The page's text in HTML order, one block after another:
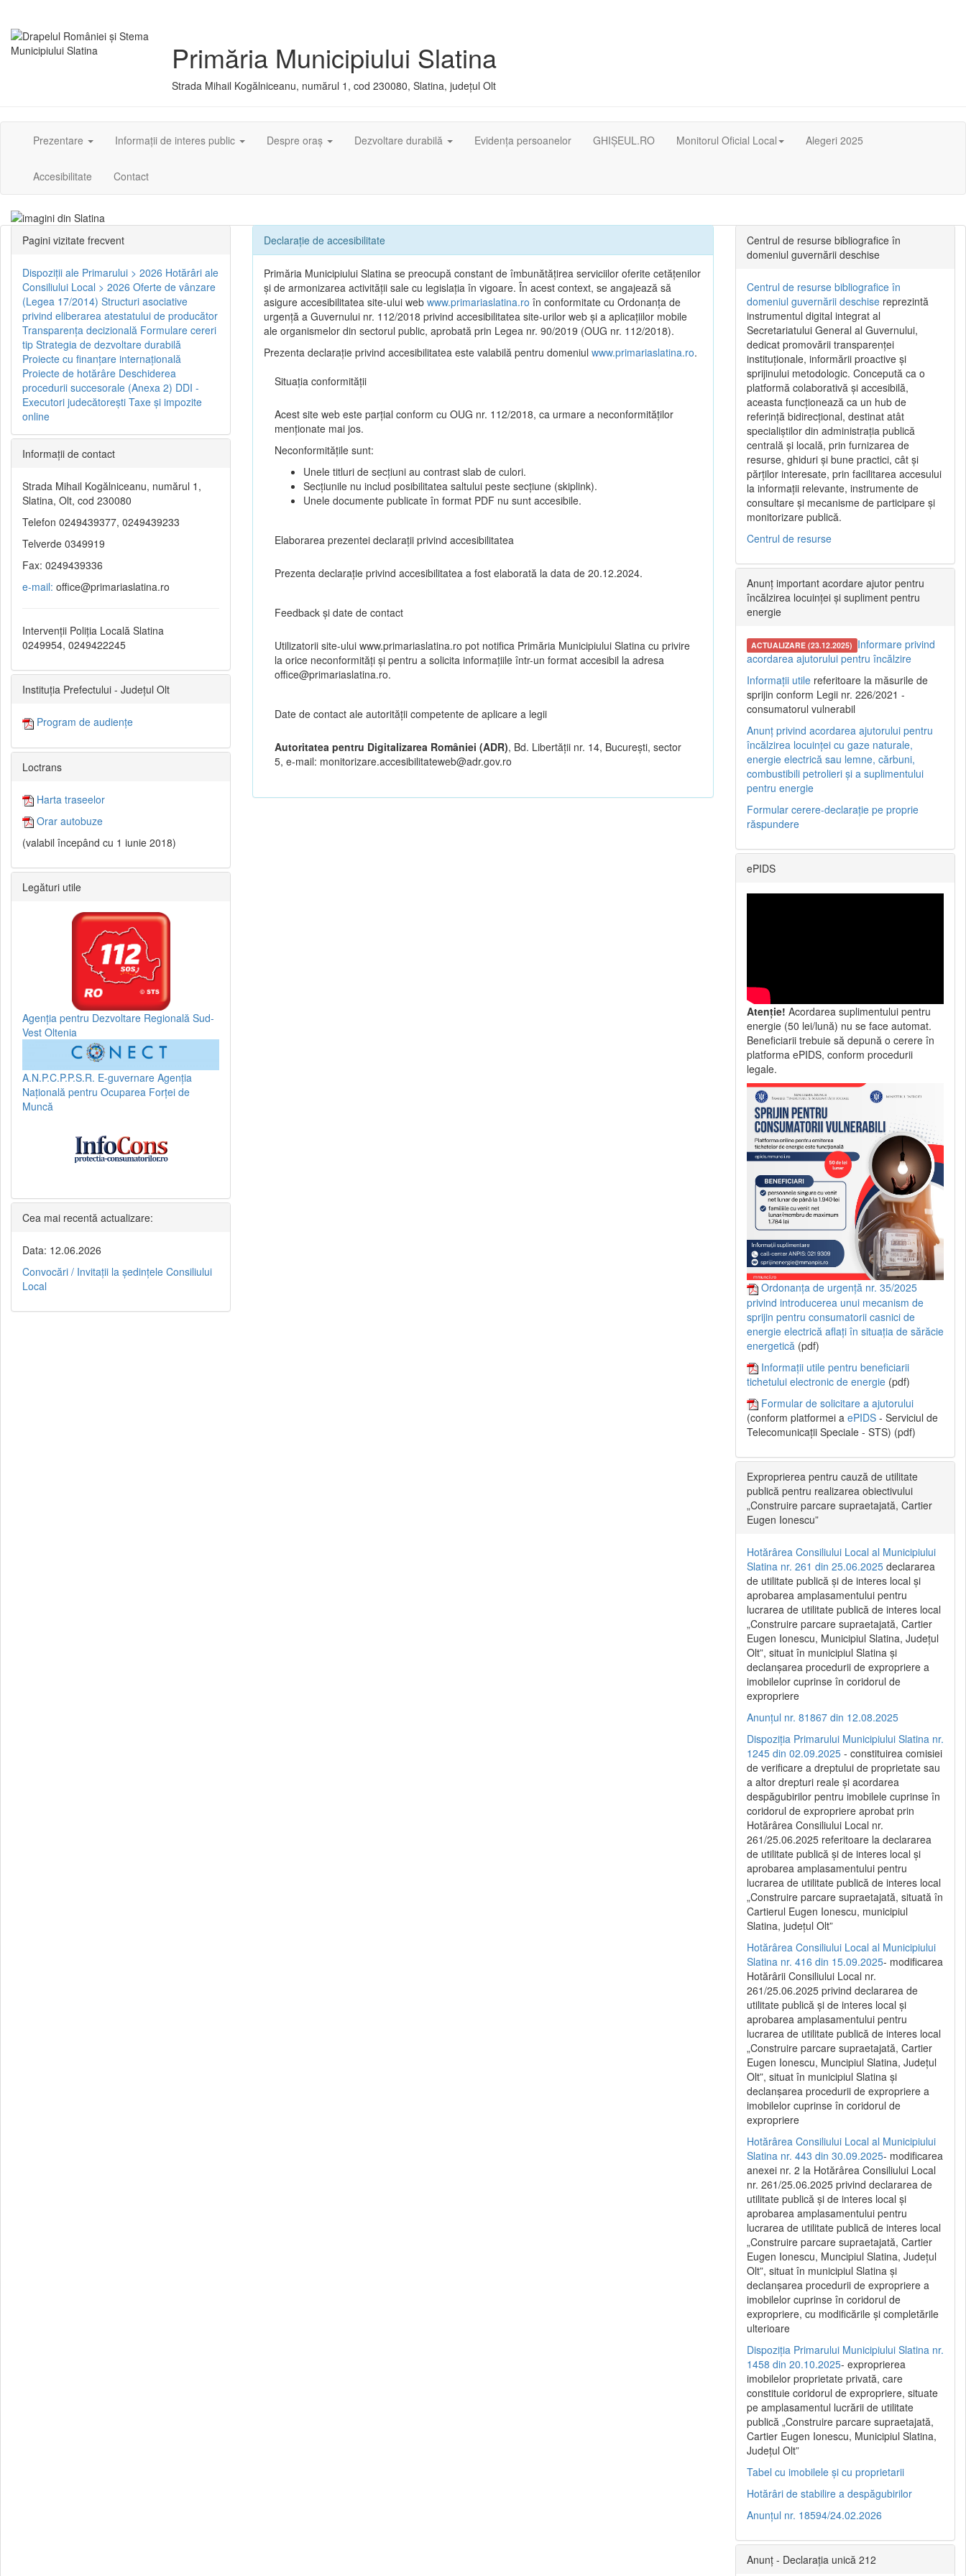
Primăria Municipiului Slatina
Strada Mihail Kogălniceanu, numărul 1, cod 230080, Slatina, județul Olt
Prezentare Informații de interes public Despre oraș Dezvoltare durabilă Evidența persoanelor GHIȘEUL.RO Monitorul Oficial Local Alegeri 2025
Accesibilitate Contact
Declarație de accesibilitate
Primăria Municipiului Slatina se preocupă constant de îmbunătățirea serviciilor oferite cetățenilor
și de armonizarea activității sale cu legislația în vigoare. În acest context, se angajează să
asigure accesibilitatea site-ului web www.primariaslatina.ro în conformitate cu Ordonanța de
urgență a Guvernului nr. 112/2018 privind accesibilitatea site-urilor web și a aplicațiilor mobile
ale organismelor din sectorul public, aprobată prin Legea nr. 90/2019 (OUG nr. 112/2018).
Prezenta declarație privind accesibilitatea este valabilă pentru domeniul www.primariaslatina.ro.
Situația conformității
Acest site web este parțial conform cu OUG nr. 112/2018, ca urmare a neconformităților
menționate mai jos.
Neconformitățile sunt:
Unele titluri de secțiuni au contrast slab de culori.
Secțiunile nu includ posibilitatea saltului peste secțiune (skiplink).
Unele documente publicate în format PDF nu sunt accesibile.
Elaborarea prezentei declarații privind accesibilitatea
Prezenta declarație privind accesibilitatea a fost elaborată la data de 20.12.2024.
Feedback și date de contact
Utilizatorii site-ului www.primariaslatina.ro pot notifica Primăria Municipiului Slatina cu privire
la orice neconformități și pentru a solicita informațiile într-un format accesibil la adresa
office@primariaslatina.ro.
Date de contact ale autorităţii competente de aplicare a legii
Autoritatea pentru Digitalizarea României (ADR), Bd. Libertăţii nr. 14, Bucureşti, sector
5, e-mail: monitorizare.accesibilitateweb@adr.gov.ro
Pagini vizitate frecvent
Dispoziţii ale Primarului > 2026 Hotărâri ale
Consiliului Local > 2026 Oferte de vânzare
(Legea 17/2014) Structuri asociative
privind eliberarea atestatului de producător
Transparenţa decizională Formulare cereri
tip Strategia de dezvoltare durabilă
Proiecte cu finanţare internaţională
Proiecte de hotărâre Deschiderea
procedurii succesorale (Anexa 2) DDI -
Executori judecătorești Taxe şi impozite
online
Informaţii de contact
Strada Mihail Kogălniceanu, numărul 1,
Slatina, Olt, cod 230080
Telefon 0249439377, 0249439233
Telverde 0349919
Fax: 0249439336
e-mail: office@primariaslatina.ro
Intervenții Poliția Locală Slatina
0249954, 0249422245
Instituția Prefectului - Județul Olt
Program de audiențe
Loctrans
Harta traseelor
Orar autobuze
(valabil începând cu 1 iunie 2018)
Legături utile
Agenția pentru Dezvoltare Regională Sud-
Vest Oltenia
A.N.P.C.P.P.S.R. E-guvernare Agenția
Națională pentru Ocuparea Forței de
Muncă
Cea mai recentă actualizare:
Data: 12.06.2026
Convocări / Invitaţii la şedinţele Consiliului
Local
Centrul de resurse bibliografice în
domeniul guvernării deschise
Centrul de resurse bibliografice în
domeniul guvernării deschise reprezintă
instrumentul digital integrat al
Secretariatului General al Guvernului,
dedicat promovării transparenței
instituționale, informării proactive și
sprijinului metodologic. Concepută ca o
platformă colaborativă și accesibilă,
aceasta funcționează ca un hub de
referință bidirecțional, destinat atât
specialiștilor din administrația publică
centrală și locală, prin furnizarea de
resurse, ghiduri și bune practici, cât și
părților interesate, prin facilitarea accesului
la informații relevante, instrumente de
consultare și mecanisme de participare și
monitorizare publică.
Centrul de resurse
Anunț important acordare ajutor pentru
încălzirea locuinței și supliment pentru
energie
ACTUALIZARE (23.12.2025) Informare privind
acordarea ajutorului pentru încălzire
Informații utile referitoare la măsurile de
sprijin conform Legii nr. 226/2021 -
consumatorul vulnerabil
Anunț privind acordarea ajutorului pentru
încălzirea locuinței cu gaze naturale,
energie electrică sau lemne, cărbuni,
combustibili petrolieri și a suplimentului
pentru energie
Formular cerere-declarație pe proprie
răspundere
ePIDS
Atenție! Acordarea suplimentului pentru
energie (50 lei/lună) nu se face automat.
Beneficiarii trebuie să depună o cerere în
platforma ePIDS, conform procedurii
legale.
Ordonanța de urgență nr. 35/2025
privind introducerea unui mecanism de
sprijin pentru consumatorii casnici de
energie electrică aflați în situația de sărăcie
energetică (pdf)
Informații utile pentru beneficiarii
tichetului electronic de energie (pdf)
Formular de solicitare a ajutorului
(conform platformei a ePIDS - Serviciul de
Telecomunicații Speciale - STS) (pdf)
Exproprierea pentru cauză de utilitate
publică pentru realizarea obiectivului
„Construire parcare supraetajată, Cartier
Eugen Ionescu”
Hotărârea Consiliului Local al Municipiului
Slatina nr. 261 din 25.06.2025 declararea
de utilitate publică și de interes local și
aprobarea amplasamentului pentru
lucrarea de utilitate publică de interes local
„Construire parcare supraetajată, Cartier
Eugen Ionescu, Municipiul Slatina, Județul
Olt”, situat în municipiul Slatina și
declanșarea procedurii de expropriere a
imobilelor cuprinse în coridorul de
expropriere
Anunțul nr. 81867 din 12.08.2025
Dispoziția Primarului Municipiului Slatina nr.
1245 din 02.09.2025 - constituirea comisiei
de verificare a dreptului de proprietate sau
a altor drepturi reale și acordarea
despăgubirilor pentru imobilele cuprinse în
coridorul de expropriere aprobat prin
Hotărârea Consiliului Local nr.
261/25.06.2025 referitoare la declararea
de utilitate publică și de interes local și
aprobarea amplasamentului pentru
lucrarea de utilitate publică de interes local
„Construire parcare supraetajată, situată în
Cartierul Eugen Ionescu, municipiul
Slatina, județul Olt”
Hotărârea Consiliului Local al Municipiului
Slatina nr. 416 din 15.09.2025- modificarea
Hotărârii Consiliului Local nr.
261/25.06.2025 privind declararea de
utilitate publică și de interes local și
aprobarea amplasamentului pentru
lucrarea de utilitate publică de interes local
„Construire parcare supraetajată, Cartier
Eugen Ionescu, Muncipiul Slatina, Județul
Olt”, situat în municipiul Slatina și
declanșarea procedurii de expropriere a
imobilelor cuprinse în coridorul de
expropriere
Hotărârea Consiliului Local al Municipiului
Slatina nr. 443 din 30.09.2025- modificarea
anexei nr. 2 la Hotărârea Consiliului Local
nr. 261/25.06.2025 privind declararea de
utilitate publică şi de interes local şi
aprobarea amplasamentului pentru
lucrarea de utilitate publică de interes local
„Construire parcare supraetajată, Cartier
Eugen Ionescu, Muncipiul Slatina, Judeţul
Olt”, situat în municipiul Slatina şi
declanşarea procedurii de expropriere a
imobilelor cuprinse în coridorul de
expropriere, cu modificările şi completările
ulterioare
Dispoziția Primarului Municipiului Slatina nr.
1458 din 20.10.2025- exproprierea
imobilelor proprietate privată, care
constituie coridorul de expropriere, situate
pe amplasamentul lucrării de utilitate
publică „Construire parcare supraetajată,
Cartier Eugen Ionescu, Municipiul Slatina,
Județul Olt”
Tabel cu imobilele și cu proprietarii
Hotărâri de stabilire a despăgubirilor
Anunțul nr. 18594/24.02.2026
Anunț - Declarația unică 212